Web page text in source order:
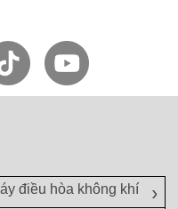
điều hòa không khí